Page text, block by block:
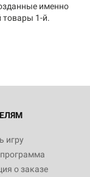
именно
товары 1-й.
игру
о заказе